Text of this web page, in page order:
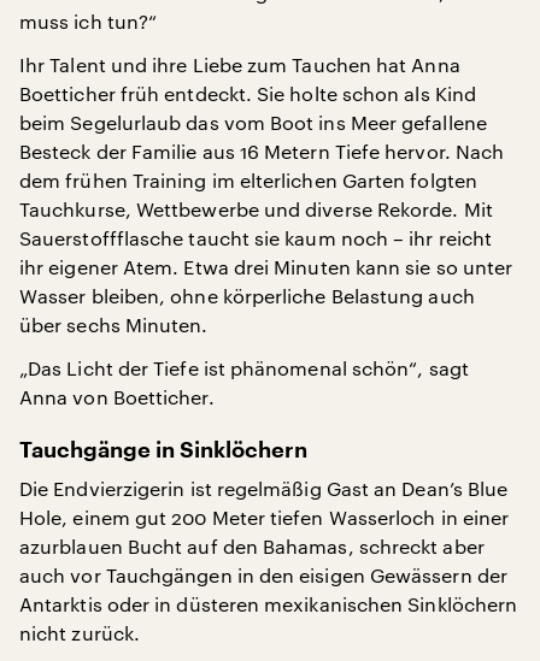
muss ich tun?“
Ihr Talent und ihre Liebe zum Tauchen hat Anna
Boetticher früh entdeckt. Sie holte schon als Kind
beim Segelurlaub das vom Boot ins Meer gefallene
Besteck der Familie aus 16 Metern Tiefe hervor. Nach
dem frühen Training im elterlichen Garten folgten
Tauchkurse, Wettbewerbe und diverse Rekorde. Mit
Sauerstoffflasche taucht sie kaum noch – ihr reicht
ihr eigener Atem. Etwa drei Minuten kann sie so unter
Wasser bleiben, ohne körperliche Belastung auch
über sechs Minuten.
„Das Licht der Tiefe ist phänomenal schön“, sagt
Anna von Boetticher.
Tauchgänge in Sinklöchern
Die Endvierzigerin ist regelmäßig Gast an Dean’s Blue
Hole, einem gut 200 Meter tiefen Wasserloch in einer
azurblauen Bucht auf den Bahamas, schreckt aber
auch vor Tauchgängen in den eisigen Gewässern der
Antarktis oder in düsteren mexikanischen Sinklöchern
nicht zurück.